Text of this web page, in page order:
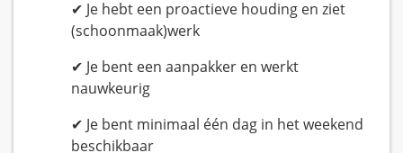
✔ Je hebt een proactieve houding en ziet
(schoonmaak)werk
✔ Je bent een aanpakker en werkt
nauwkeurig
✔ Je bent minimaal één dag in het weekend
beschikbaar